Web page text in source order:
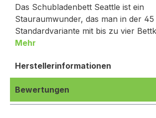
Das Schubladenbett Seattle ist ein
Stauraumwunder, das man in der
Standardvariante mit bis zu vier
Mehr
Herstellerinformationen
Bewertungen